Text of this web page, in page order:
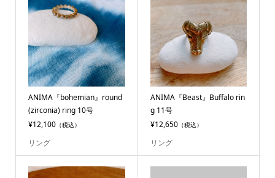
ANIMA『bohemian』round
(zirconia) ring 10号
¥12,100（税込）
リング
ANIMA『Beast』Buffalo rin
g 11号
¥12,650（税込）
リング